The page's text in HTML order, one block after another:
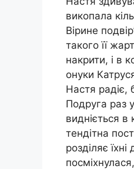
викопала
Вірине
такого її
накрити, і в
онуки
Настя радіє,
Подруга раз
видніється в
тендітна
розділяє